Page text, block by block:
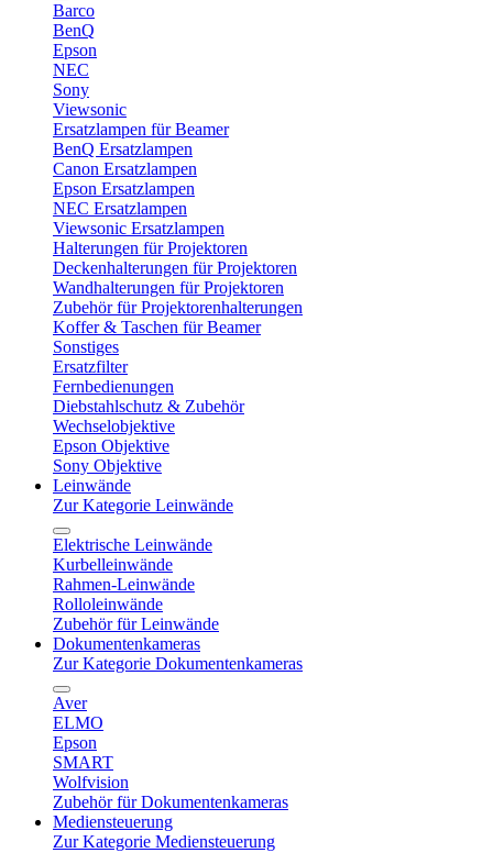
Barco
BenQ
Epson
NEC
Sony
Viewsonic
Ersatzlampen für Beamer
BenQ Ersatzlampen
Canon Ersatzlampen
Epson Ersatzlampen
NEC Ersatzlampen
Viewsonic Ersatzlampen
Halterungen für Projektoren
Deckenhalterungen für Projektoren
Wandhalterungen für Projektoren
Zubehör für Projektorenhalterungen
Koffer & Taschen für Beamer
Sonstiges
Ersatzfilter
Fernbedienungen
Diebstahlschutz & Zubehör
Wechselobjektive
Epson Objektive
Sony Objektive
Leinwände
Zur Kategorie Leinwände
Elektrische Leinwände
Kurbelleinwände
Rahmen-Leinwände
Rolloleinwände
Zubehör für Leinwände
Dokumentenkameras
Zur Kategorie Dokumentenkameras
Aver
ELMO
Epson
SMART
Wolfvision
Zubehör für Dokumentenkameras
Mediensteuerung
Zur Kategorie Mediensteuerung